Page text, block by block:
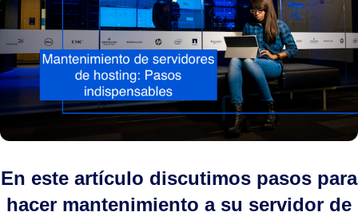
En este artículo discutimos pasos para
hacer mantenimiento a su servidor de